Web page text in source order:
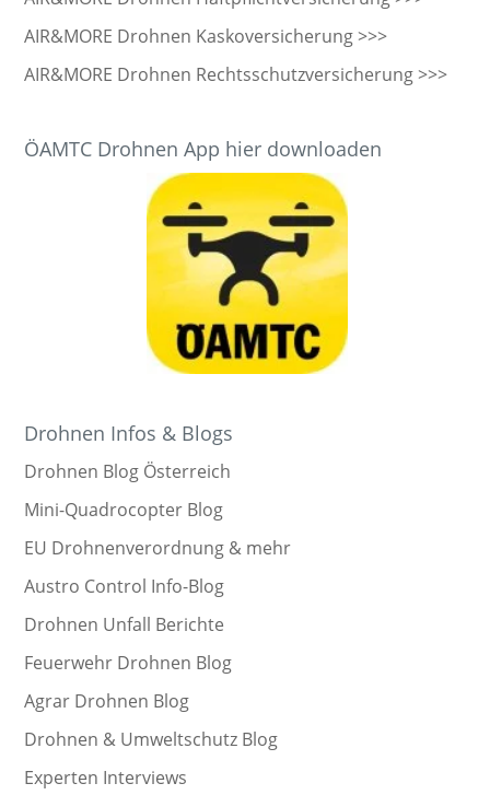
AIR&MORE Drohnen Kaskoversicherung >>>
AIR&MORE Drohnen Rechtsschutzversicherung >>>
ÖAMTC Drohnen App hier downloaden
Drohnen Infos & Blogs
Drohnen Blog Österreich
Mini-Quadrocopter Blog
EU Drohnenverordnung & mehr
Austro Control Info-Blog
Drohnen Unfall Berichte
Feuerwehr Drohnen Blog
Agrar Drohnen Blog
Drohnen & Umweltschutz Blog
Experten Interviews